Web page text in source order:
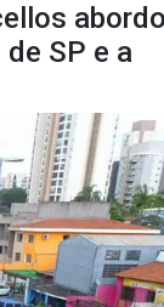
SP e a